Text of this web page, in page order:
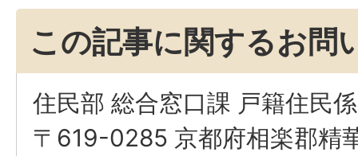
この記事に関するお問
住民部 総合窓口課 戸籍住民係
〒619-0285 京都府相楽郡精